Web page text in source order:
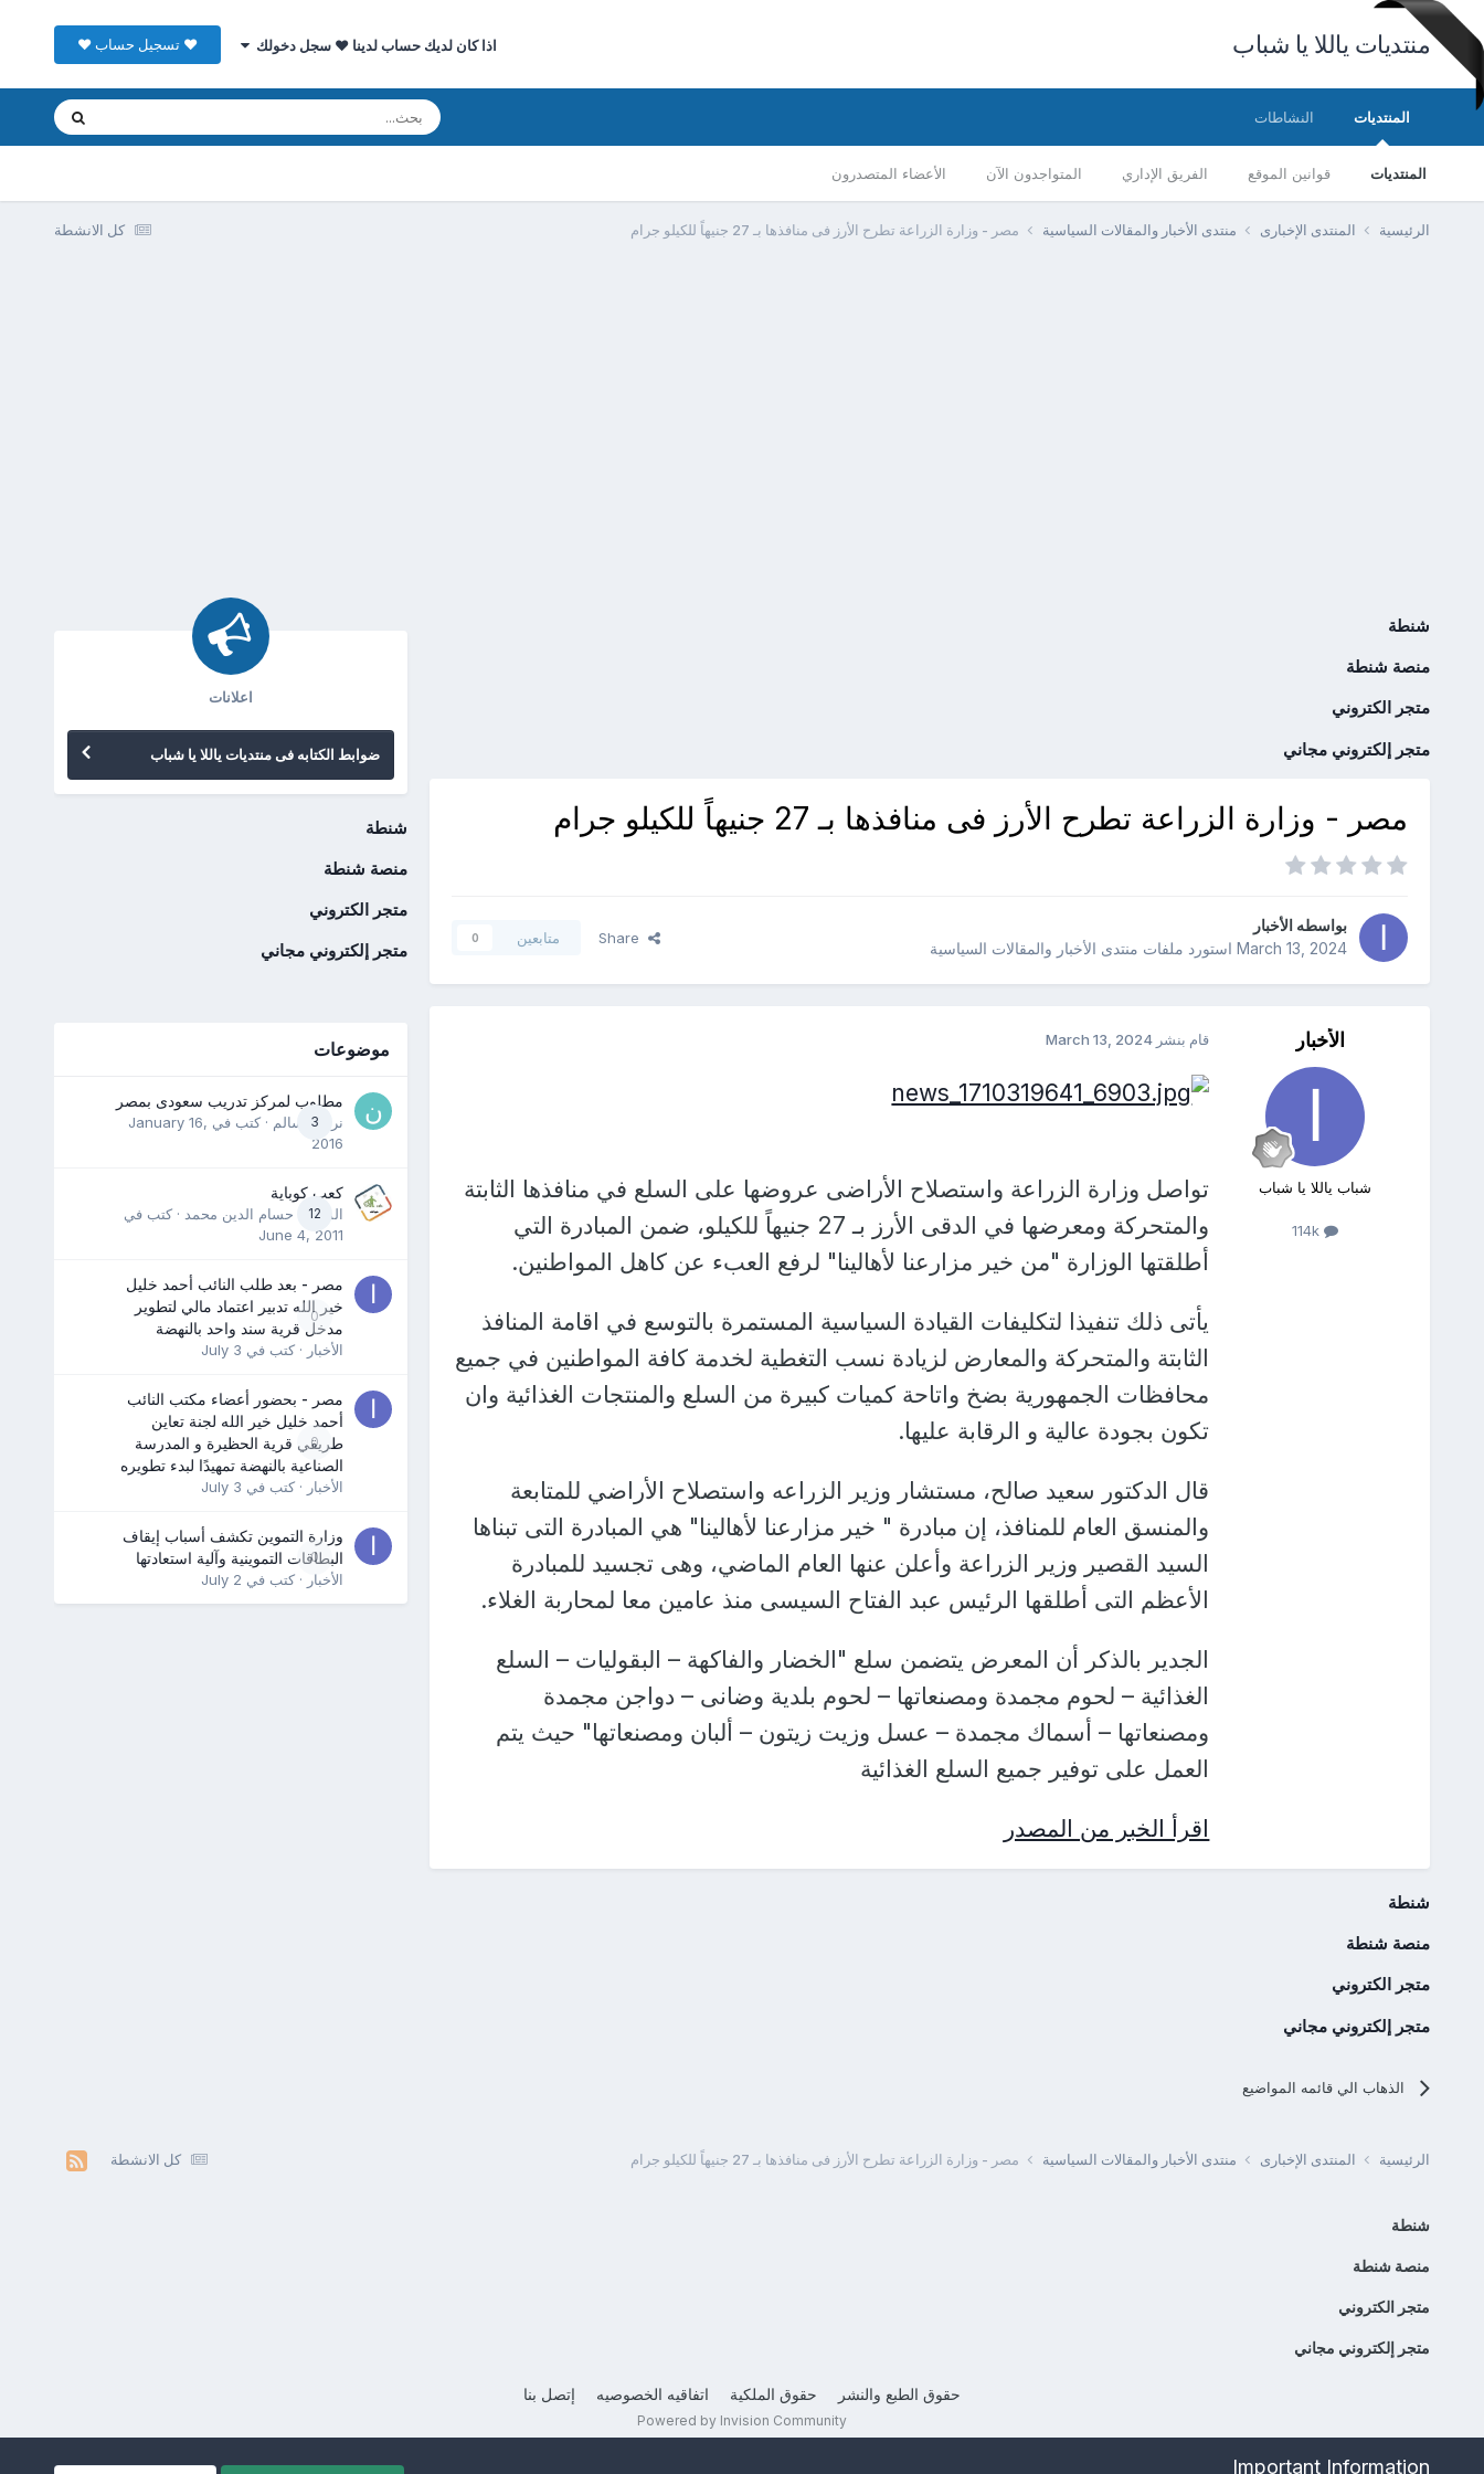
منتديات ياللا يا شباب اذا كان لديك حساب لدينا ♥ سجل دخولك ♥ تسجيل حساب ♥
المنتديات
المنتديات قوانين الموقع الفريق الإداري المتواجدون الآن الأعضاء المتصدرون
النشاطات
كل الانشطة الرئيسية المنتدى الإخبارى منتدى الأخبار والمقالات السياسية مصر - وزارة الزراعة تطرح الأرز فى منافذها بـ 27 جنيهاً للكيلو جرام
شنطة
منصة شنطة
متجر الكتروني
متجر إلكتروني مجاني
مصر - وزارة الزراعة تطرح الأرز فى منافذها بـ 27 جنيهاً للكيلو جرام
بواسطه الأخبار
March 13, 2024استورد ملفات منتدى الأخبار والمقالات السياسية
Share متابعين 0
الأخبار
شباب ياللا يا شباب
114k
قام بنشر March 13, 2024
تواصل وزارة الزراعة واستصلاح الأراضى عروضها على السلع في منافذها الثابتة
والمتحركة ومعرضها في الدقى الأرز بـ 27 جنيهاً للكيلو، ضمن المبادرة التي
أطلقتها الوزارة "من خير مزارعنا لأهالينا" لرفع العبء عن كاهل المواطنين.
يأتى ذلك تنفيذا لتكليفات القيادة السياسية المستمرة بالتوسع في اقامة المنافذ
الثابتة والمتحركة والمعارض لزيادة نسب التغطية لخدمة كافة المواطنين في جميع
محافظات الجمهورية بضخ واتاحة كميات كبيرة من السلع والمنتجات الغذائية وان
تكون بجودة عالية و الرقابة عليها.
قال الدكتور سعيد صالح، مستشار وزير الزراعه واستصلاح الأراضي للمتابعة
والمنسق العام للمنافذ، إن مبادرة " خير مزارعنا لأهالينا" هي المبادرة التى تبناها
السيد القصير وزير الزراعة وأعلن عنها العام الماضي، وهى تجسيد للمبادرة
الأعظم التى أطلقها الرئيس عبد الفتاح السيسى منذ عامين معا لمحاربة الغلاء.
الجدير بالذكر أن المعرض يتضمن سلع "الخضار والفاكهة – البقوليات – السلع
الغذائية – لحوم مجمدة ومصنعاتها – لحوم بلدية وضانى – دواجن مجمدة
ومصنعاتها – أسماك مجمدة – عسل وزيت زيتون – ألبان ومصنعاتها" حيث يتم
العمل على توفير جميع السلع الغذائية
اقرأ الخبر من المصدر
شنطة
منصة شنطة
متجر الكتروني
متجر إلكتروني مجاني
الذهاب الي قائمه المواضيع
اعلانات
ضوابط الكتابه فى منتديات ياللا يا شباب
شنطة
منصة شنطة
متجر الكتروني
متجر إلكتروني مجاني
موضوعات
3
مطلوب لمركز تدريب سعودى بمصر
نرمين سالم · كتب في January 16,
2016
12
كعب كوباية
المدرب حسام الدين محمد · كتب في
June 4, 2011
0
مصر - بعد طلب النائب أحمد خليل
خير الله تدبير اعتماد مالي لتطوير
مدخل قرية سند واحد بالنهضة
الأخبار · كتب في July 3
0
مصر - بحضور أعضاء مكتب النائب
أحمد خليل خير الله لجنة تعاين
طريقي قرية الحظيرة و المدرسة
الصناعية بالنهضة تمهيدًا لبدء تطويره
الأخبار · كتب في July 3
0
وزارة التموين تكشف أسباب إيقاف
البطاقات التموينية وآلية استعادتها
الأخبار · كتب في July 2
كل الانشطة الرئيسية المنتدى الإخبارى منتدى الأخبار والمقالات السياسية مصر - وزارة الزراعة تطرح الأرز فى منافذها بـ 27 جنيهاً للكيلو جرام
شنطة
منصة شنطة
متجر الكتروني
متجر إلكتروني مجاني
حقوق الطبع والنشر حقوق الملكية اتفاقيه الخصوصيه إتصل بنا
Powered by Invision Community
Important Information